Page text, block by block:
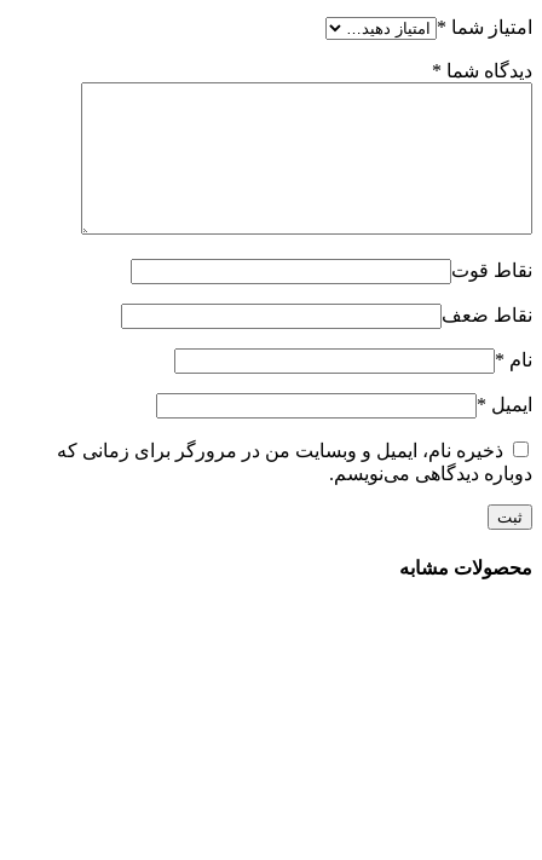
امتیاز شما *
دیدگاه شما *
نقاط قوت
نقاط ضعف
نام *
ایمیل *
ذخیره نام، ایمیل و وبسایت من در مرورگر برای زمانی که
دوباره دیدگاهی می‌نویسم.
محصولات مشابه